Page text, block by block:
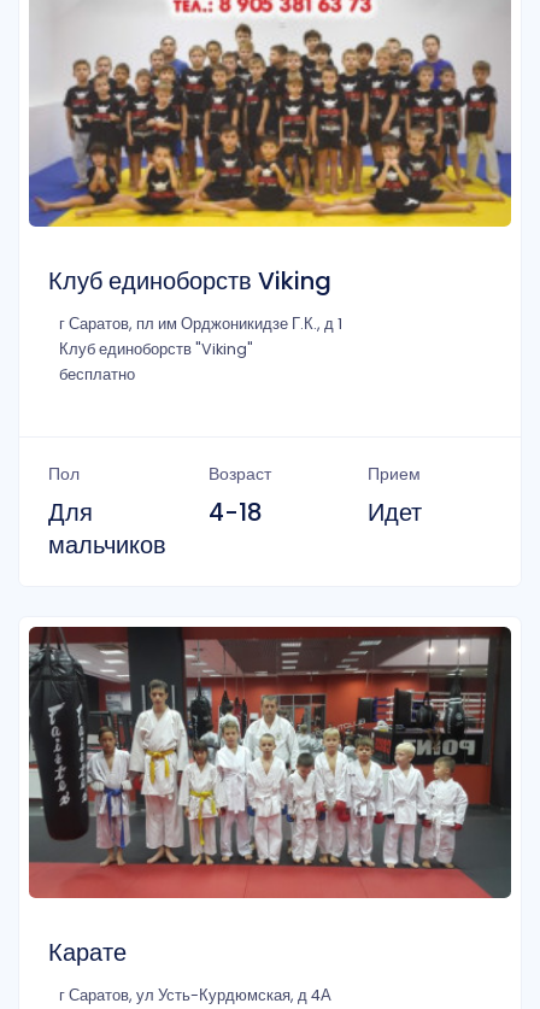
Клуб единоборств Viking
г Саратов, пл им Орджоникидзе Г.К., д 1
Клуб единоборств "Viking"
бесплатно
Пол
Для
мальчиков
Возраст
4-18
Прием
Идет
Карате
г Саратов, ул Усть-Курдюмская, д 4А